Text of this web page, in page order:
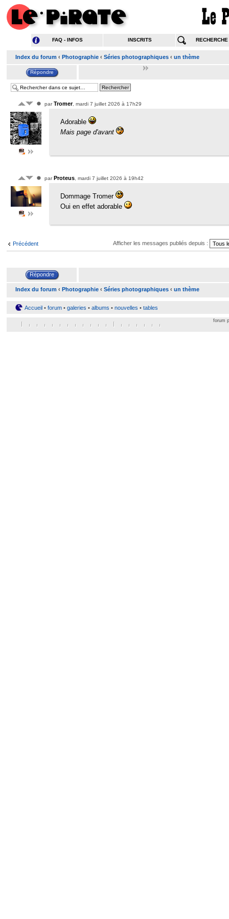
FAQ - INFOS INSCRITS RECHERCHE
Index du forum ‹ Photographie ‹ Séries photographiques ‹ un thème
parTromer, mardi 7 juillet 2026 à 17h29
Adorable
Mais page d'avant
parProteus , mardi 7 juillet 2026 à 19h42
Dommage Tromer
Oui en effet adorable
Précédent Afficher les messages publiés depuis :
Index du forum ‹ Photographie ‹ Séries photographiques ‹ un thème
Accueil • forum • galeries • albums • nouvelles • tables
forum